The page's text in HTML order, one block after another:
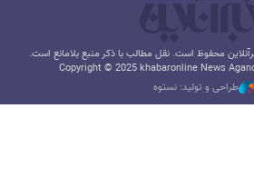
محفوظ است. نقل مطالب با ذکر منبع بلامانع است.
Copyright © 2025 khabaronline News
طراحی و تولید: نستوه